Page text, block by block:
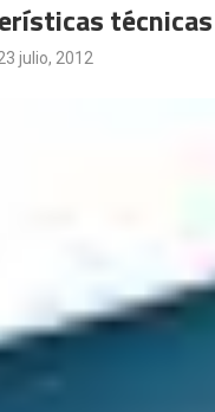
técnicas
julio, 2012